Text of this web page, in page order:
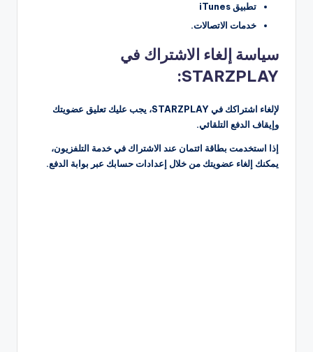
تطبيق iTunes
خدمات الاتصالات.
سياسة إلغاء الاشتراك في
STARZPLAY:
لإلغاء اشتراكك في STARZPLAY، يجب عليك تعليق عضويتك
وإيقاف الدفع التلقائي.
إذا استخدمت بطاقة ائتمان عند الاشتراك في خدمة التلفزيون،
يمكنك إلغاء عضويتك من خلال إعدادات حسابك عبر بوابة الدفع.